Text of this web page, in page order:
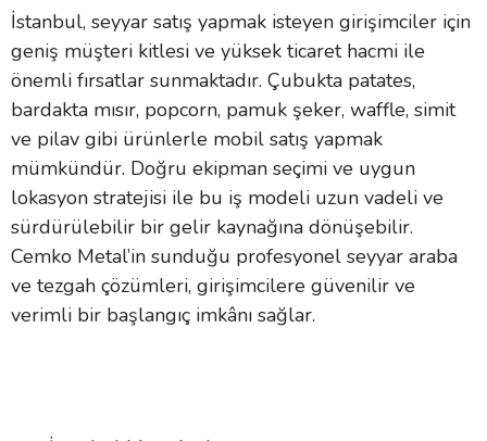
İstanbul, seyyar satış yapmak isteyen girişimciler için
geniş müşteri kitlesi ve yüksek ticaret hacmi ile
önemli fırsatlar sunmaktadır. Çubukta patates,
bardakta mısır, popcorn, pamuk şeker, waffle, simit
ve pilav gibi ürünlerle mobil satış yapmak
mümkündür. Doğru ekipman seçimi ve uygun
lokasyon stratejisi ile bu iş modeli uzun vadeli ve
sürdürülebilir bir gelir kaynağına dönüşebilir.
Cemko Metal’in sunduğu profesyonel seyyar araba
ve tezgah çözümleri, girişimcilere güvenilir ve
verimli bir başlangıç imkânı sağlar.